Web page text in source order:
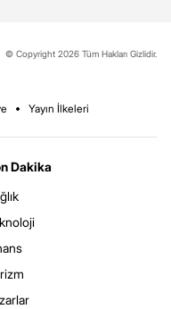
© Copyright 2026 Tüm Hakları Gizlidir.
Yayın İlkeleri
Dakika